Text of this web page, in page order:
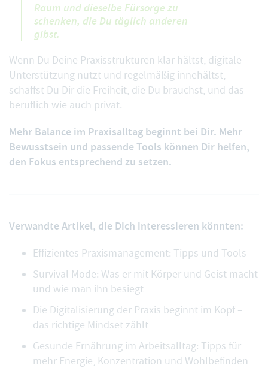
Raum und dieselbe Fürsorge zu
schenken, die Du täglich anderen
gibst.
Wenn Du Deine Praxisstrukturen klar hältst, digitale
Unterstützung nutzt und regelmäßig innehältst,
schaffst Du Dir die Freiheit, die Du brauchst, und das
beruflich wie auch privat.
Mehr Balance im Praxisalltag beginnt bei Dir. Mehr
Bewusstsein und passende Tools können Dir helfen,
den Fokus entsprechend zu setzen.
Verwandte Artikel, die Dich interessieren könnten:
Effizientes Praxismanagement: Tipps und Tools
Survival Mode: Was er mit Körper und Geist macht
und wie man ihn besiegt
Die Digitalisierung der Praxis beginnt im Kopf –
das richtige Mindset zählt
Gesunde Ernährung im Arbeitsalltag: Tipps für
mehr Energie, Konzentration und Wohlbefinden